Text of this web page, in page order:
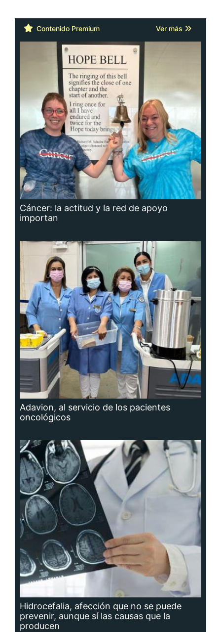
Contenido Premium Ver más
Cáncer: la actitud y la red de apoyo
importan
Adavion, al servicio de los pacientes
oncológicos
Hidrocefalia, afección que no se puede
prevenir, aunque sí las causas que la
producen